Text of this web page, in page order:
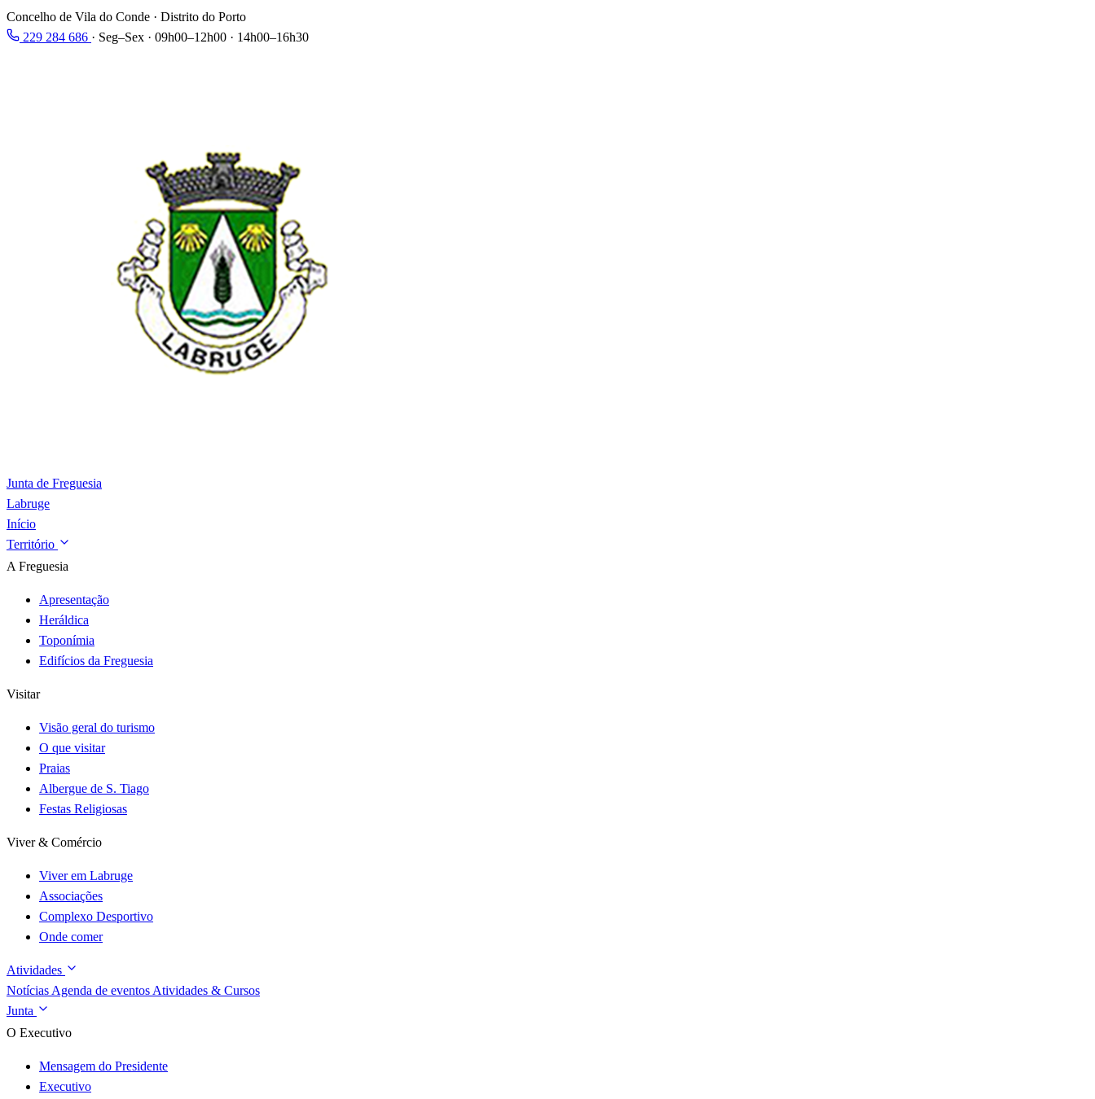
Concelho de Vila do Conde · Distrito do Porto
229 284 686 · Seg–Sex · 09h00–12h00 · 14h00–16h30
Junta de Freguesia
Labruge
Início
Território
A Freguesia
Apresentação
Heráldica
Toponímia
Edifícios da Freguesia
Visitar
Visão geral do turismo
O que visitar
Praias
Albergue de S. Tiago
Festas Religiosas
Viver & Comércio
Viver em Labruge
Associações
Complexo Desportivo
Onde comer
Atividades
Notícias Agenda de eventos Atividades & Cursos
Junta
O Executivo
Mensagem do Presidente
Executivo